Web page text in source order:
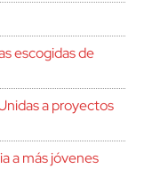
escogidas de
a proyectos
a más jóvenes